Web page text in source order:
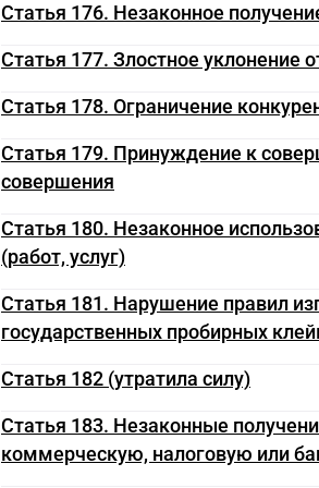
Статья 176. Незаконное
Статья 177. Злостное уклонение
Статья 178. Ограничение
Статья 179. Принуждение к
совершения
Статья 180. Незаконное
(работ, услуг)
Статья 181. Нарушение правил
государственных пробирных
Статья 182 (утратила силу)
Статья 183. Незаконные
коммерческую, налоговую или